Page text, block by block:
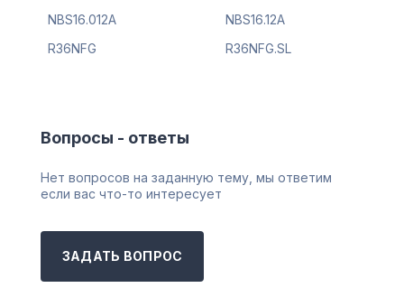
NBS16.012A
NBS16.12A
R36NFG
R36NFG.SL
Вопросы - ответы
Нет вопросов на заданную тему, мы ответим
если вас что-то интересует
ЗАДАТЬ ВОПРОС